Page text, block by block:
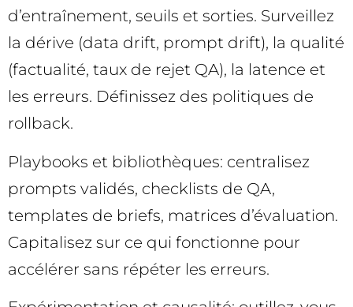
d’entraînement, seuils et sorties. Surveillez
la dérive (data drift, prompt drift), la qualité
(factualité, taux de rejet QA), la latence et
les erreurs. Définissez des politiques de
rollback.
Playbooks et bibliothèques: centralisez
prompts validés, checklists de QA,
templates de briefs, matrices d’évaluation.
Capitalisez sur ce qui fonctionne pour
accélérer sans répéter les erreurs.